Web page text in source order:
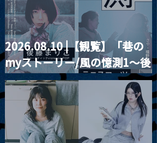
とベルリンの壁
2026.08.10 |【観覧】「巷の
myストーリー/風の憶測1～後
藤まりこアコースティック
violence POPとテニスコー
ツ」